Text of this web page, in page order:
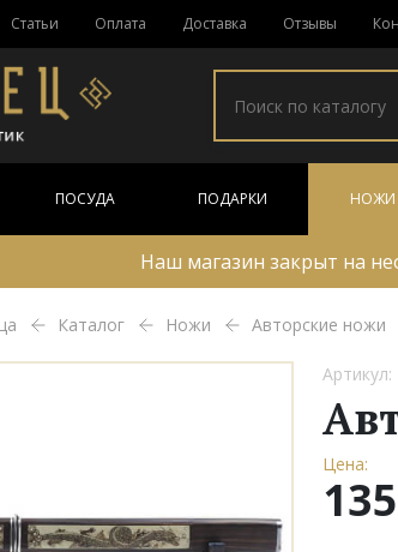
Статьи Оплата Доставка Отзывы
ПОСУДА ПОДАРКИ НОЖИ
Наш магазин закрыт на
Каталог Ножи Авторские ножи
Артикул:
Цена: